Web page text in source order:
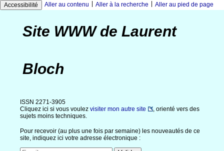
Accessibilité Aller au contenu Aller à la recherche Aller au pied de page
Site WWW de Laurent
Bloch
ISSN 2271-3905
Cliquez ici si vous voulez visiter mon autre site
, orienté vers des
sujets moins techniques.
Pour recevoir (au plus une fois par semaine) les nouveautés de ce
site, indiquez ici votre adresse électronique :